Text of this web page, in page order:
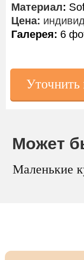
Уточнить
Материал:
Цена:
Галерея: 6
Маленькие
Может